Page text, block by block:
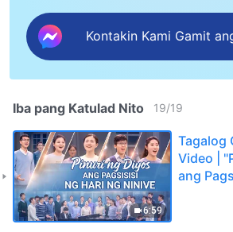
Kontakin Kami Gamit
Iba pang Katulad Nito 19/19
6:59
Tagalog
Video |
ang